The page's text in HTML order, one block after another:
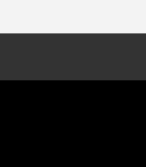
et atteindre 80 à 100 km/h
Il parcourt la basse vallée
le littoral